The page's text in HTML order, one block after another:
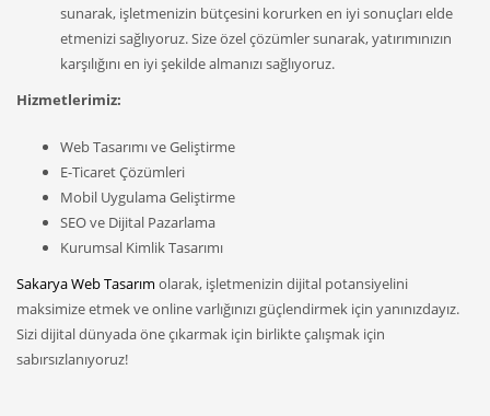
sunarak, işletmenizin bütçesini korurken en iyi sonuçları elde
etmenizi sağlıyoruz. Size özel çözümler sunarak, yatırımınızın
karşılığını en iyi şekilde almanızı sağlıyoruz.
Hizmetlerimiz:
Web Tasarımı ve Geliştirme
E-Ticaret Çözümleri
Mobil Uygulama Geliştirme
SEO ve Dijital Pazarlama
Kurumsal Kimlik Tasarımı
Sakarya Web Tasarım olarak, işletmenizin dijital potansiyelini
maksimize etmek ve online varlığınızı güçlendirmek için yanınızdayız.
Sizi dijital dünyada öne çıkarmak için birlikte çalışmak için
sabırsızlanıyoruz!